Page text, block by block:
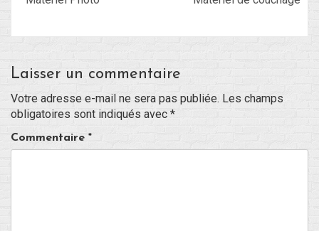
Site de WordPress-FR
Laisser un commentaire
Votre adresse e-mail ne sera pas publiée. Les champs
obligatoires sont indiqués avec *
Commentaire *